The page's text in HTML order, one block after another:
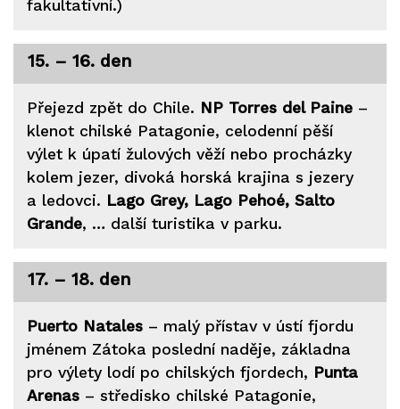
fakultativní.)
15. – 16. den
Přejezd zpět do Chile. NP Torres del Paine –
klenot chilské Patagonie, celodenní pěší
výlet k úpatí žulových věží nebo procházky
kolem jezer, divoká horská krajina s jezery
a ledovci. Lago Grey, Lago Pehoé, Salto
Grande, … další turistika v parku.
17. – 18. den
Puerto Natales – malý přístav v ústí fjordu
jménem Zátoka poslední naděje, základna
pro výlety lodí po chilských fjordech, Punta
Arenas – středisko chilské Patagonie,